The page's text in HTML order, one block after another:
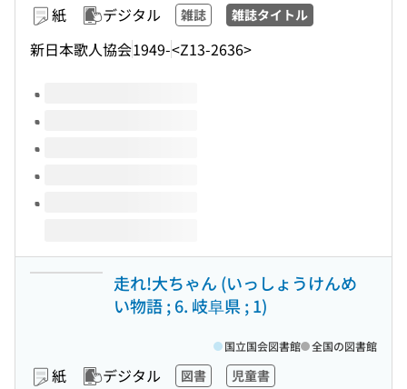
紙 デジタル 雑誌 雑誌タイトル
新日本歌人協会1949-<Z13-2636>
このタイトルの巻号
走れ!大ちゃん (いっしょうけんめ
い物語 ; 6. 岐阜県 ; 1)
紙 デジタル 図書 児童書
国立国会図書館 全国の図書館